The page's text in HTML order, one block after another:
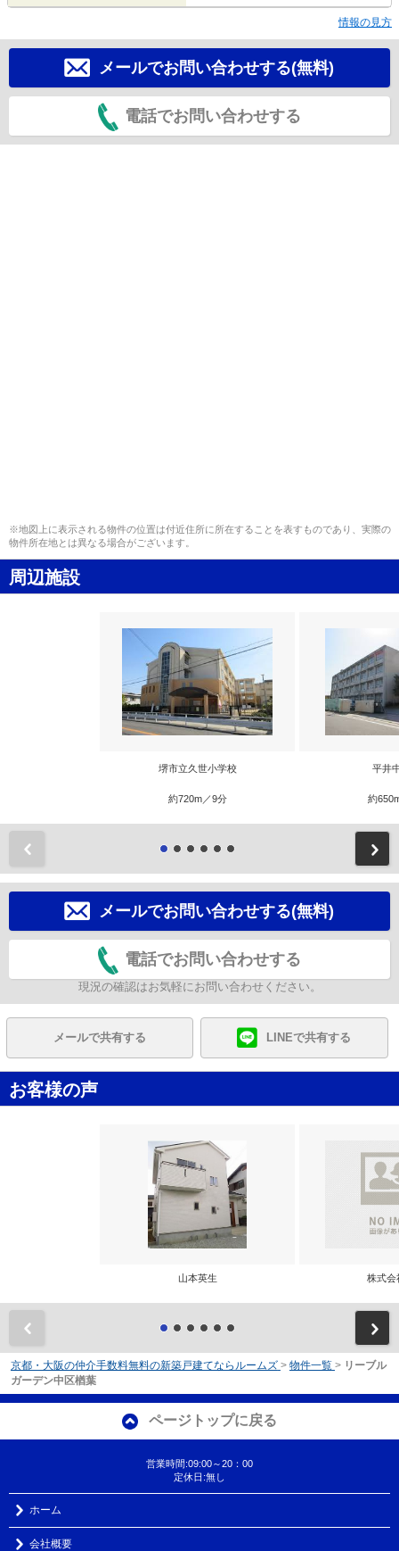
情報の見方
メールでお問い合わせする(無料)
電話でお問い合わせする
※地図上に表示される物件の位置は付近住所に所在することを表すものであり、実際の
物件所在地とは異なる場合がございます。
周辺施設
堺市立久世小学校
約720m／9分
平井
約
メールでお問い合わせする(無料)
電話でお問い合わせする
現況の確認はお気軽にお問い合わせください。
メールで共有する LINEで共有する
お客様の声
山本英生 株式会
京都・大阪の仲介手数料無料の新築戸建てならルームズ > 物件一覧 > リーブル
ガーデン中区楢葉
ページトップに戻る
営業時間:09:00～20：00
定休日:無し
ホーム
会社概要